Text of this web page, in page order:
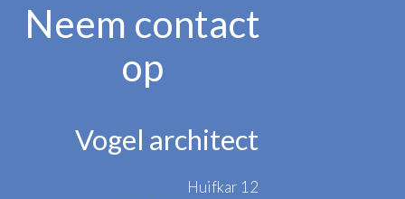
Neem contact
op
Vogel architect
Huifkar 12